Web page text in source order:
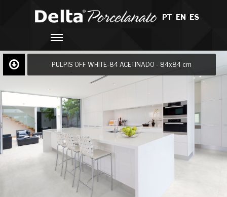
PT EN/ES
PULPIS OFF WHITE-84 ACETINADO - 84x84 cm